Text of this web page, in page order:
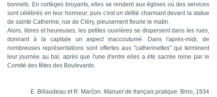
bonnets. En cortèges bruyants, elles se rendent aux églises où des services
sont célébrés en leur honneur; puis c'est un défilé charmant devant la statue
de sainte Catherine, rue de Cléry, pieusement fleurie le matin.
Alors, libres et heureuses, les petites ouvrières se dispersent dans les rues,
donnant à la capitale un aspect inaccoutumé. Dans l'après-midi, de
nombreuses représentations sont offertes aux "catherinettes" qui terminent
leur journée au bal, après que l'une d'entre elles a été sacrée reine par le
Comité des fêtes des Boulevards.
E. Billaudeau et R. Marčon. Manuel de français pratique. Brno, 1934